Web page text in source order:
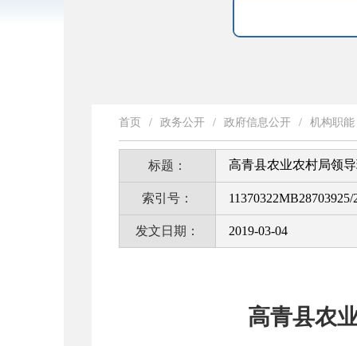
首页 / 政务公开 / 政府信息公开 / 机构职能
标题： 高青县农业农村局领
索引号： 11370322MB28703925/
发文日期： 2019-03-04
高青县农